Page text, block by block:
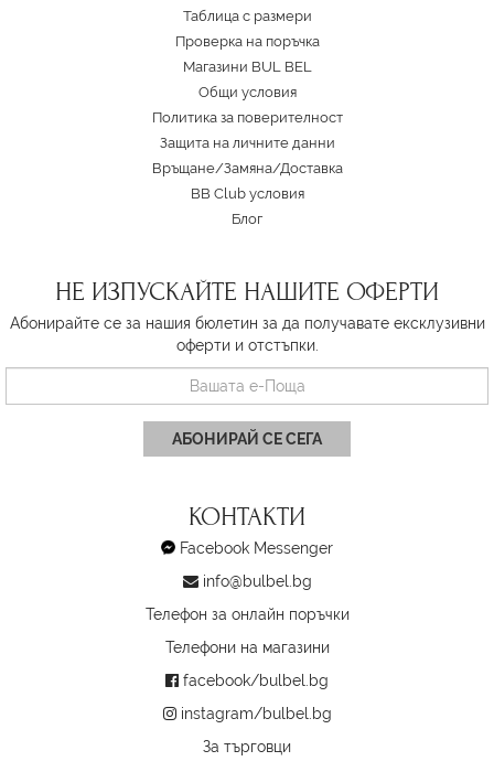
Таблица с размери
Проверка на поръчка
Магазини BUL BEL
Oбщи условия
Политика за поверителност
Защита на личните данни
Връщане/Замяна/Доставка
BB Club условия
Блог
НЕ ИЗПУСКАЙТЕ НАШИТЕ ОФЕРТИ
Абонирайте се за нашия бюлетин за да получавате ексклузивни
оферти и отстъпки.
АБОНИРАЙ СЕ СЕГА
КОНТАКТИ
Facebook Messenger
info@bulbel.bg
Телефон за онлайн поръчки
Телефони на магазини
facebook/bulbel.bg
instagram/bulbel.bg
За търговци